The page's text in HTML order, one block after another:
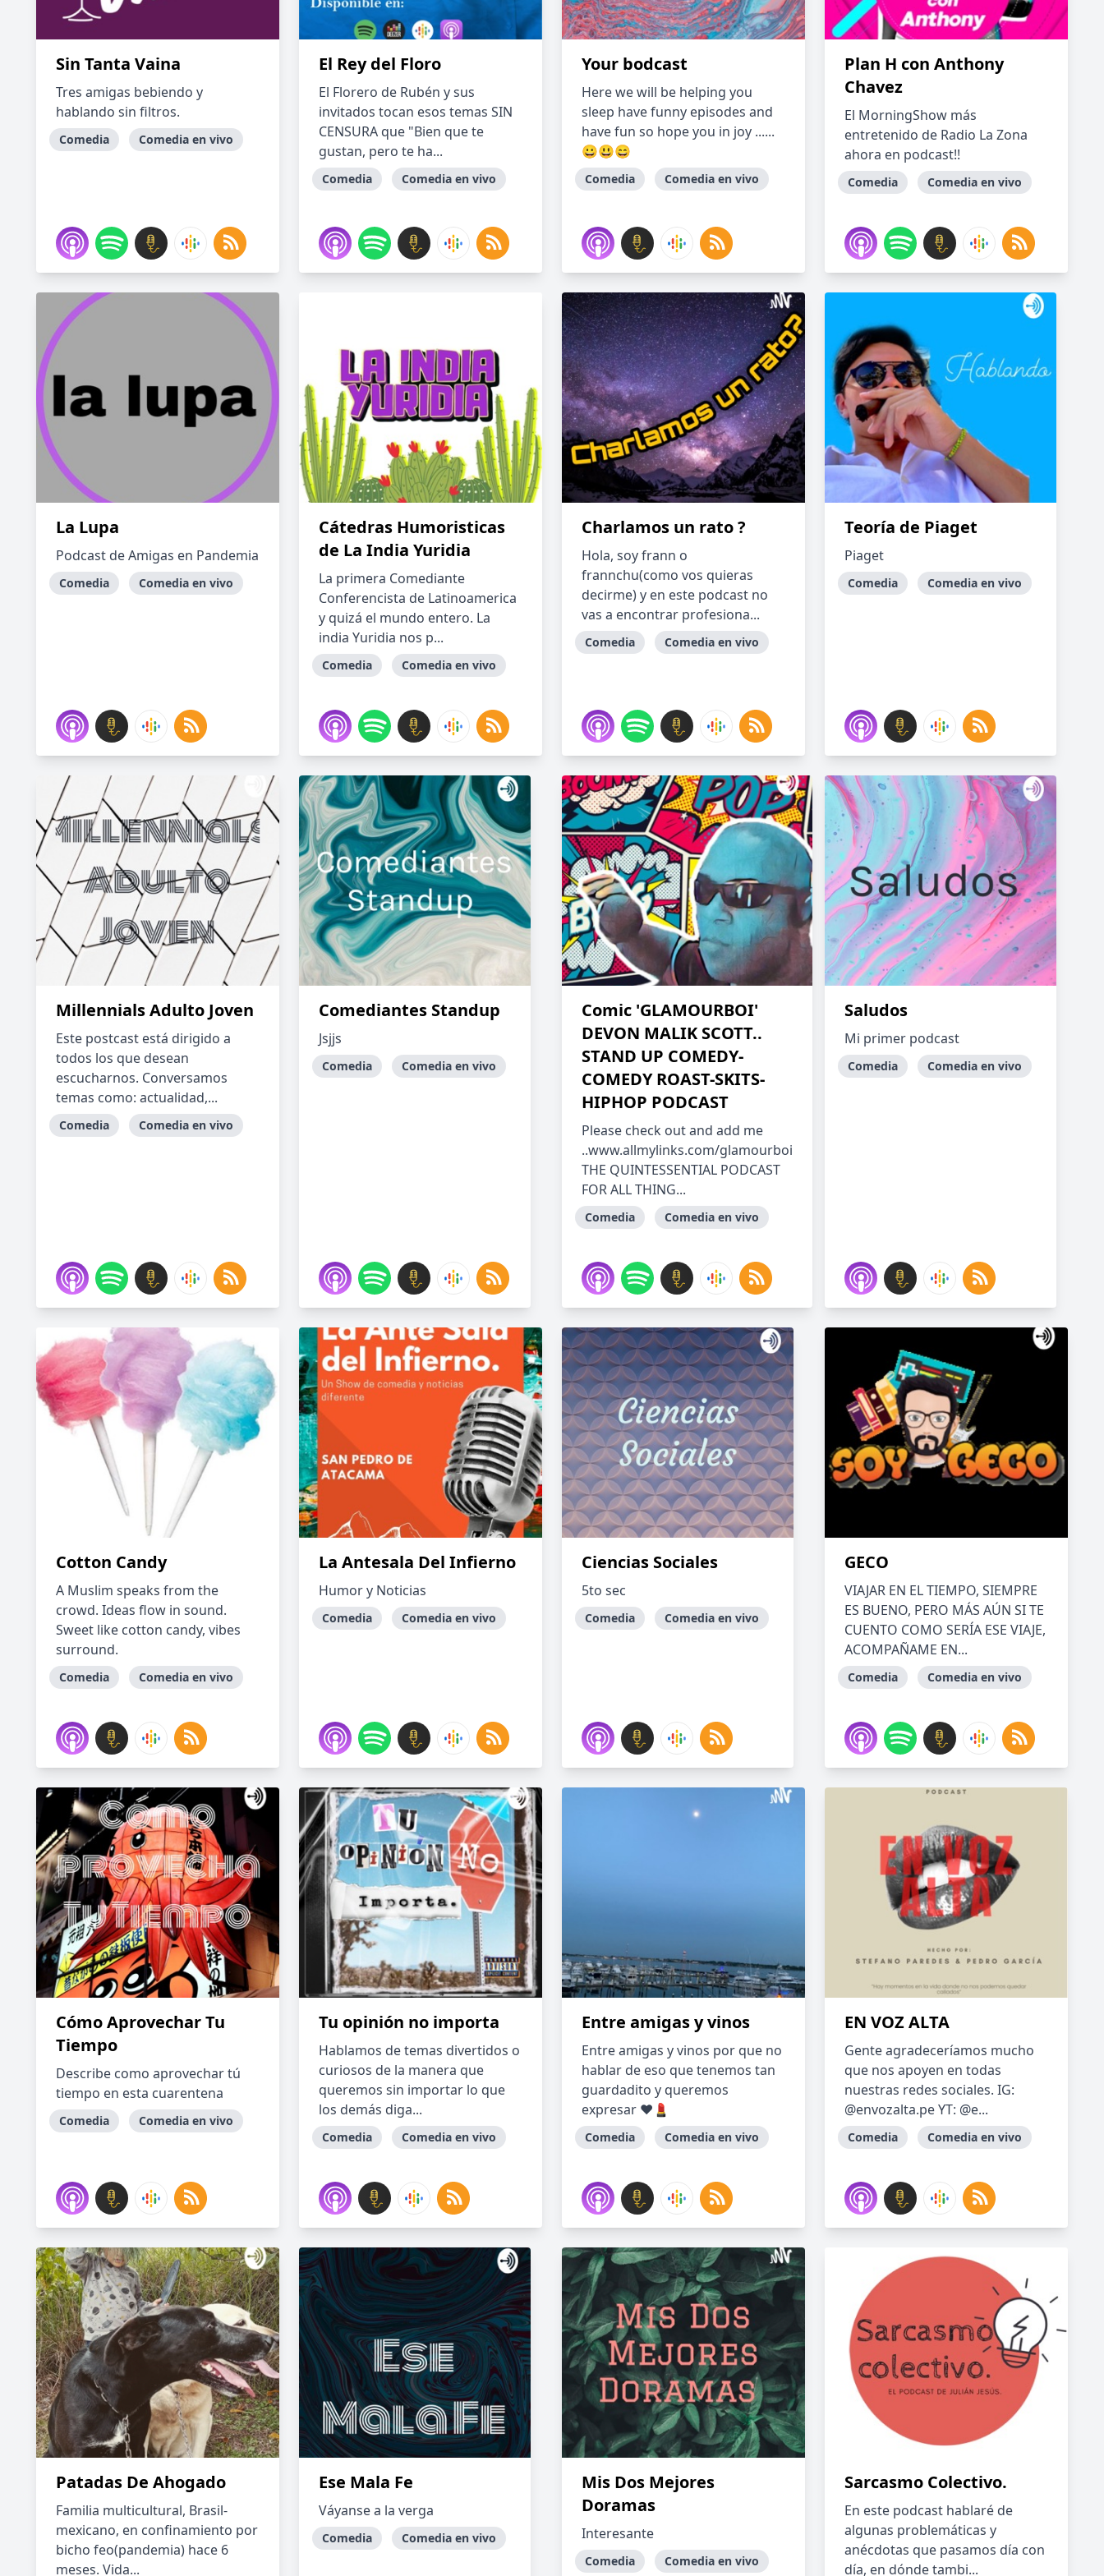
Sin Tanta Vaina
Tres amigas bebiendo y
hablando sin filtros.
Comedia Comedia en vivo
El Rey del Floro
El Florero de Rubén y sus
invitados tocan esos temas SIN
CENSURA que "Bien que te
gustan, pero te ha...
Comedia Comedia en vivo
Your bodcast
Here we will be helping you
sleep have funny episodes and
have fun so hope you in joy ......
😀😃😄
Comedia Comedia en vivo
Plan H con Anthony
Chavez
El MorningShow más
entretenido de Radio La Zona
ahora en podcast!!
Comedia Comedia en vivo
La Lupa
Podcast de Amigas en Pandemia
Comedia Comedia en vivo
Cátedras Humoristicas
de La India Yuridia
La primera Comediante
Conferencista de Latinoamerica
y quizá el mundo entero. La
india Yuridia nos p...
Comedia Comedia en vivo
Charlamos un rato ?
Hola, soy frann o
frannchu(como vos quieras
decirme) y en este podcast no
vas a encontrar profesiona...
Comedia Comedia en vivo
Teoría de Piaget
Piaget
Comedia Comedia en vivo
Millennials Adulto Joven
Este postcast está dirigido a
todos los que desean
escucharnos. Conversamos
temas como: actualidad,...
Comedia Comedia en vivo
Comediantes Standup
Jsjjs
Comedia Comedia en vivo
Comic 'GLAMOURBOI'
DEVON MALIK SCOTT..
STAND UP COMEDY-
COMEDY ROAST-SKITS-
HIPHOP PODCAST
Please check out and add me
..www.allmylinks.com/glamourboi
THE QUINTESSENTIAL PODCAST
FOR ALL THING...
Comedia Comedia en vivo
Saludos
Mi primer podcast
Comedia Comedia en vivo
Cotton Candy
A Muslim speaks from the
crowd. Ideas flow in sound.
Sweet like cotton candy, vibes
surround.
Comedia Comedia en vivo
La Antesala Del Infierno
Humor y Noticias
Comedia Comedia en vivo
Ciencias Sociales
5to sec
Comedia Comedia en vivo
GECO
VIAJAR EN EL TIEMPO, SIEMPRE
ES BUENO, PERO MÁS AÚN SI TE
CUENTO COMO SERÍA ESE VIAJE,
ACOMPAÑAME EN...
Comedia Comedia en vivo
Cómo Aprovechar Tu
Tiempo
Describe como aprovechar tú
tiempo en esta cuarentena
Comedia Comedia en vivo
Tu opinión no importa
Hablamos de temas divertidos o
curiosos de la manera que
queremos sin importar lo que
los demás diga...
Comedia Comedia en vivo
Entre amigas y vinos
Entre amigas y vinos por que no
hablar de eso que tenemos tan
guardadito y queremos
expresar ❤️💄
Comedia Comedia en vivo
EN VOZ ALTA
Gente agradeceríamos mucho
que nos apoyen en todas
nuestras redes sociales. IG:
@envozalta.pe YT: @e...
Comedia Comedia en vivo
Patadas De Ahogado
Familia multicultural, Brasil-
mexicano, en confinamiento por
bicho feo(pandemia) hace 6
meses. Vida...
Ese Mala Fe
Váyanse a la verga
Comedia Comedia en vivo
Mis Dos Mejores
Doramas
Interesante
Comedia Comedia en vivo
Sarcasmo Colectivo.
En este podcast hablaré de
algunas problemáticas y
anécdotas que pasamos día con
día, en dónde tambi...